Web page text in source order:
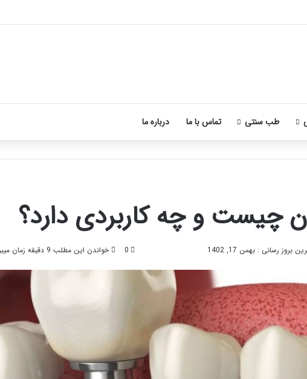
طب سنتی تماس با ما درباره ما
چیست و چه کاربردی دارد؟
بروز رسانی : بهمن 17, 1402 0 خواندن این مطلب 9 دقیقه زمان میبرد
تیر 28, 1404
ماساژ صورت بعد از تزریق چربی؛
و نبایدهای آن!
آموزش
شکستن
در
خانه
آموزش شکستن قولنج در خانه